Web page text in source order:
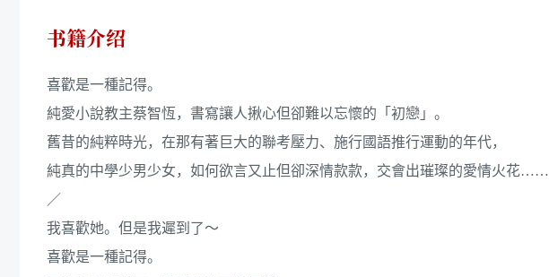
书籍介绍
喜歡是一種記得。
純愛小說教主蔡智恆，書寫讓人揪心但卻難以忘懷的「初戀」。
舊昔的純粹時光，在那有著巨大的聯考壓力、施行國語推行運動的年代，
純真的中學少男少女，如何欲言又止但卻深情款款，交會出璀璨的愛情火花……
／
我喜歡她。但是我遲到了～
喜歡是一種記得。